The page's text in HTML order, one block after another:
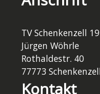
TV Schenkenzell
Jürgen Wöhrle
Rothaldestr. 40
77773
Kontakt